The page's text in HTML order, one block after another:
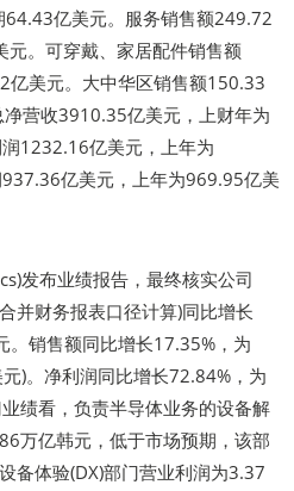
亿美元。服务销售额249.72
。可穿戴、家居配件销售额
美元。大中华区销售额150.33
营收3910.35亿美元，上财年为
1232.16亿美元，上年为
亿美元，上年为969.95亿美
发布业绩报告，最终核实公司
并财务报表口径计算)同比增长
销售额同比增长17.35%，为
)。净利润同比增长72.84%，为
绩看，负责半导体业务的设备解
万亿韩元，低于市场预期，该部
备体验(DX)部门营业利润为3.37